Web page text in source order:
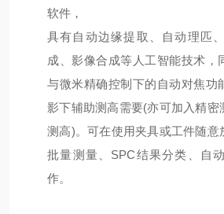
软件，
具有自动边缘提取、自动理匹
成、影像合成等人工智能技术，
与微米精确控制下的自动对焦功
影下辅助测高需要(亦可加入精密
测高)。可在使用夹具或工件随
批量测量、 SPC结果分类、自
作。